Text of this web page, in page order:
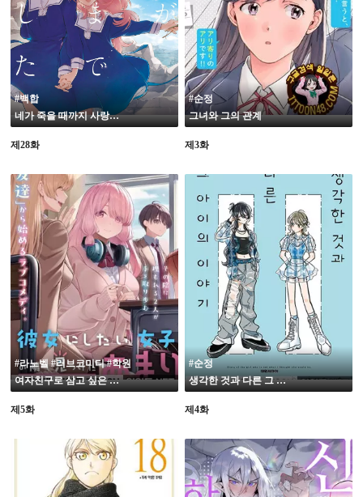
#백합
네가 죽을 때까지 사랑을 하고 싶어
제28화
#순정
그녀와 그의 관계
제3화
#라노벨 #러브코미디 #학원
여자친구로 삼고 싶은 여자 1위, 의 옆에서 찾은 아마리 양
제5화
#순정
생각한 것과 다른 그 아이의 이야기
제4화